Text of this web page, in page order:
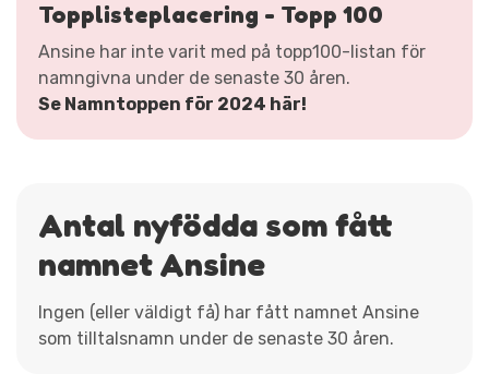
Topplisteplacering - Topp 100
Ansine har inte varit med på topp100-listan för
namngivna under de senaste 30 åren.
Se Namntoppen för 2024 här!
Antal nyfödda som fått
namnet Ansine
Ingen (eller väldigt få) har fått namnet Ansine
som tilltalsnamn under de senaste 30 åren.